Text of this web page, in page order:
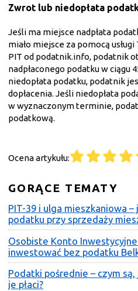
Zwrot lub niedopłata
Jeśli ma miejsce nadpłata
miało miejsce za pomocą
PIT od podatnik.info, podatnik
nadpłaconego podatku w ciągu
niedopłata podatku, podatnik
dopłacenia. Jeśli niedopłata
w wyznaczonym terminie,
podatkową.
Ocena artykułu:
GORĄCE TEMATY
PIT-39 i ulga mieszkaniowa –
podatku przy sprzedaży
Osobiste Konto
inwestować bez podatku
Podatki pośrednie – czym
je płaci?